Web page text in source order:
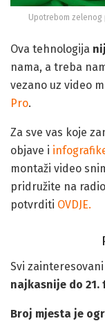
Upotrebom
Ova tehnologija
nama, a treba
vezano uz video
Pro.
Za sve vas koje
objave i
montaži video
pridružite na
potvrditi OVDJE.
Svi
najkasnije do 21.
Broj mjesta je